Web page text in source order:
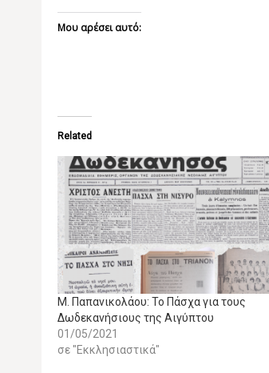
Μου αρέσει αυτό:
Related
M. Παπανικολάου: Το Πάσχα για τους
Δωδεκανήσιους της Αιγύπτου
01/05/2021
σε "Εκκλησιαστικά"